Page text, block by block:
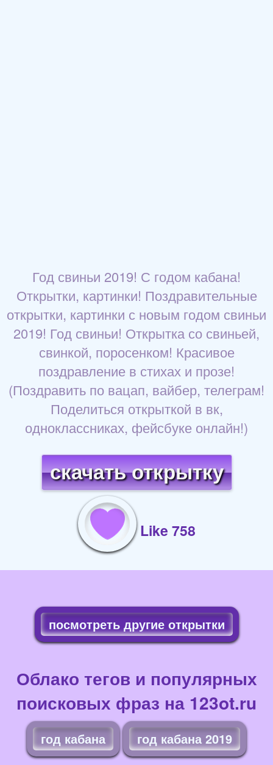
Год свиньи 2019! С годом кабана!
Открытки, картинки! Поздравительные
открытки, картинки с новым годом свиньи
2019! Год свиньи! Открытка со свиньей,
свинкой, поросенком! Красивое
поздравление в стихах и прозе!
(Поздравить по вацап, вайбер, телеграм!
Поделиться открыткой в вк,
одноклассниках, фейсбуке онлайн!)
скачать открытку
Like 758
посмотреть другие открытки
Облако тегов и популярных
поисковых фраз на 123ot.ru
год кабана год кабана 2019